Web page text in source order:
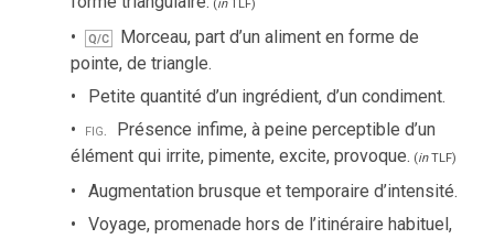
(inTLF)
Q/C
Morceau, part d’un aliment en forme de
pointe, de triangle.
Petite quantité d’un ingrédient, d’un condiment.
fig. Présence infime, à peine perceptible d’un
élément qui irrite, pimente, excite, provoque. (inTLF)
Augmentation brusque et temporaire d’intensité.
Voyage, promenade hors de l’itinéraire habituel,